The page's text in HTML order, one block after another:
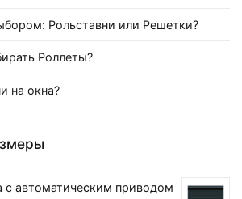
Рольставни или Решетки?
Роллеты?
на окна?
с автоматическим приводом